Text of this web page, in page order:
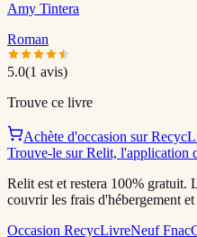
Amy Tintera
Roman
5.0(1 avis)
Trouve ce livre
Achète d'occasion sur
Trouve-le sur Relit, l'application
Relit est et restera 100% gratuit.
couvrir les frais d'hébergement
Occasion RecycLivreNeuf Fnac